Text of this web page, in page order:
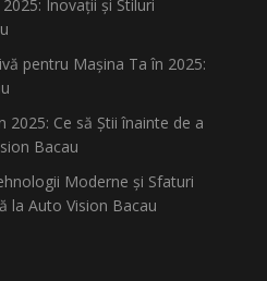
Inovații și Stiluri
pentru Mașina Ta în 2025:
2025: Ce să Știi înainte de a
Bacau
Moderne și Sfaturi
la Auto Vision Bacau